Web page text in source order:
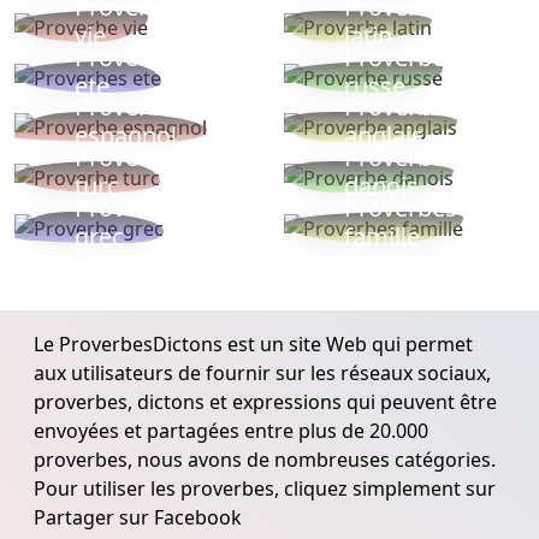
Proverbe
vie
Proverbe
latin
Proverbes
ete
Proverbe
russe
Proverbe
espagnol
Proverbe
anglais
Proverbe
turc
Proverbe
danois
Proverbe
grec
Proverbes
famille
Le ProverbesDictons est un site Web qui permet
aux utilisateurs de fournir sur les réseaux sociaux,
proverbes, dictons et expressions qui peuvent être
envoyées et partagées entre plus de 20.000
proverbes, nous avons de nombreuses catégories.
Pour utiliser les proverbes, cliquez simplement sur
Partager sur Facebook